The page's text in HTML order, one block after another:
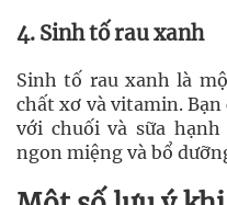
4. Sinh tố rau xanh
Sinh tố rau xanh là
chất xơ và vitamin.
với chuối và sữa
ngon miệng và bổ